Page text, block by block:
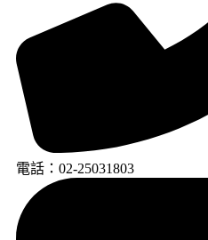
電話：02-25031803